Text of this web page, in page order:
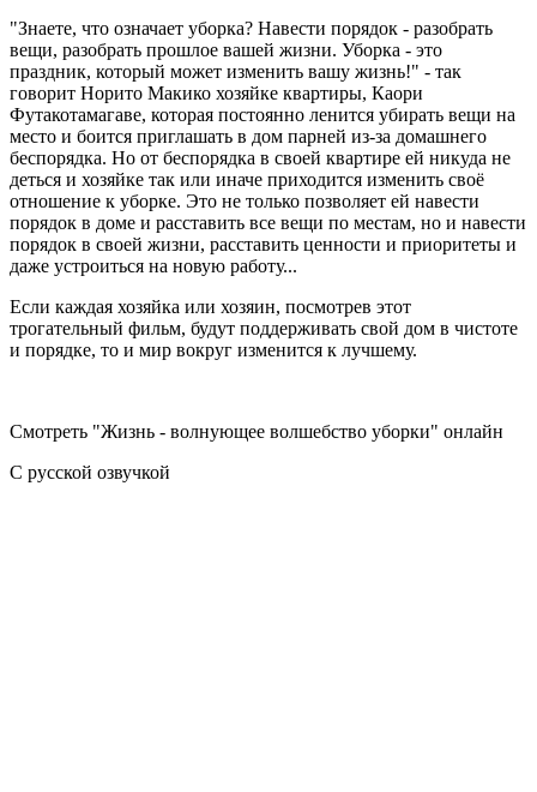
"Знаете, что означает уборка? Навести порядок - разобрать
вещи, разобрать прошлое вашей жизни. Уборка - это
праздник, который может изменить вашу жизнь!" - так
говорит Норито Макико хозяйке квартиры, Каори
Футакотамагаве, которая постоянно ленится убирать вещи на
место и боится приглашать в дом парней из-за домашнего
беспорядка. Но от беспорядка в своей квартире ей никуда не
деться и хозяйке так или иначе приходится изменить своё
отношение к уборке. Это не только позволяет ей навести
порядок в доме и расставить все вещи по местам, но и навести
порядок в своей жизни, расставить ценности и приоритеты и
даже устроиться на новую работу...
Если каждая хозяйка или хозяин, посмотрев этот
трогательный фильм, будут поддерживать свой дом в чистоте
и порядке, то и мир вокруг изменится к лучшему.
Смотреть "Жизнь - волнующее волшебство уборки" онлайн
С русской озвучкой